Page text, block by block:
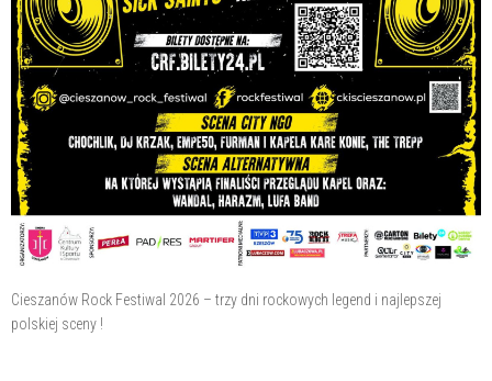
Cieszanów Rock Festiwal 2026 – trzy dni rockowych legend i najlepszej
polskiej sceny !